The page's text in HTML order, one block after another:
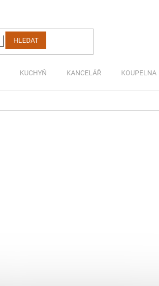
HLEDAT
KUCHYŇ KANCELÁŘ KOUPELNA